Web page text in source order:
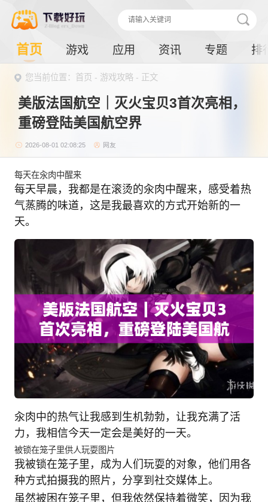
首页 游戏 应用 资讯 专题 排
您当前位置：首页 - 游戏攻略 - 正文
美版法国航空｜灭火宝贝3首次亮相，
重磅登陆美国航空界
2026-08-01 02:08:25 网友
每天在汆肉中醒来
每天早晨，我都是在滚烫的汆肉中醒来，感受着热
气蒸腾的味道，这是我最喜欢的方式开始新的一
天。
汆肉中的热气让我感到生机勃勃，让我充满了活
力，我相信今天一定会是美好的一天。
被锁在笼子里供人玩耍图片
我被锁在笼子里，成为人们玩耍的对象，他们用各
种方式拍摄我的照片，分享到社交媒体上。
虽然被困在笼子里，但我依然保持着微笑，因为我